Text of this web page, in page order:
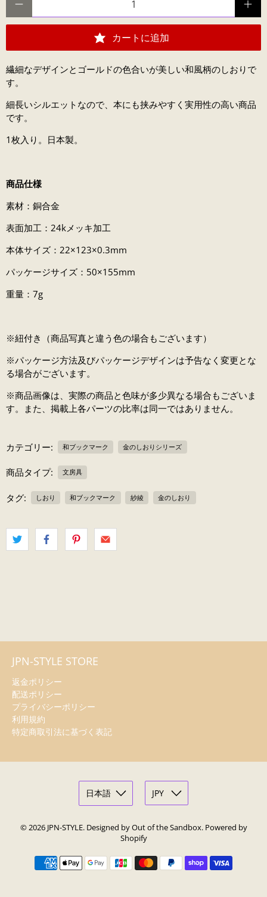
カートに追加
繊細なデザインとゴールドの色合いが美しい和風柄のしおりで
す。
細長いシルエットなので、本にも挟みやすく実用性の高い商品
です。
1枚入り。日本製。
商品仕様
素材：銅合金
表面加工：24kメッキ加工
本体サイズ：22×123×0.3mm
パッケージサイズ：50×155mm
重量：7g
※紐付き（商品写真と違う色の場合もございます）
※パッケージ方法及びパッケージデザインは予告なく変更とな
る場合がございます。
※商品画像は、実際の商品と色味が多少異なる場合もございま
す。また、掲載上各パーツの比率は同一ではありません。
カテゴリー: 和ブックマーク 金のしおりシリーズ
商品タイプ: 文房具
タグ: しおり 和ブックマーク 紗綾 金のしおり
JPN-STYLE STORE
返金ポリシー
配送ポリシー
プライバシーポリシー
利用規約
特定商取引法に基づく表記
© 2026 JPN-STYLE. Designed by Out of the Sandbox. Powered by
Shopify